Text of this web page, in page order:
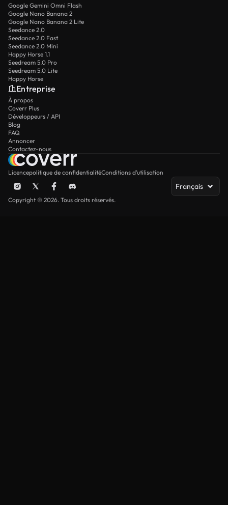
Google Gemini Omni Flash
Google Nano Banana 2
Google Nano Banana 2 Lite
Seedance 2.0
Seedance 2.0 Fast
Seedance 2.0 Mini
Happy Horse 1.1
Seedream 5.0 Pro
Seedream 5.0 Lite
Happy Horse
Entreprise
À propos
Coverr Plus
Développeurs / API
Blog
FAQ
Annoncer
Contactez-nous
Licencepolitique de confidentialitéConditions d’utilisation
Français
Copyright © 2026. Tous droits réservés.